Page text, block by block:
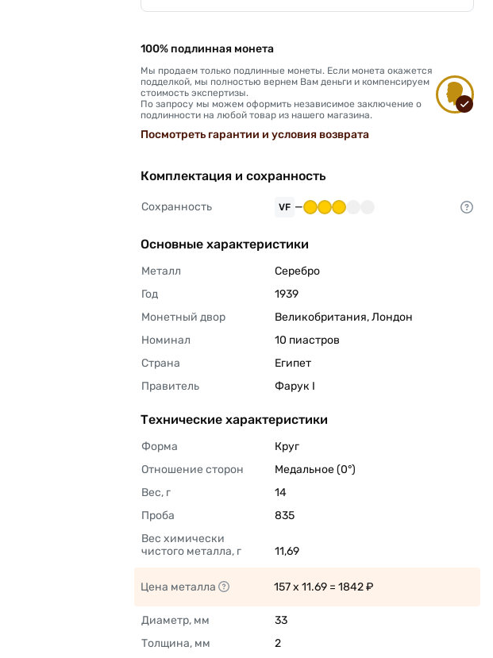
100% подлинная монета
Мы продаем только подлинные монеты. Если монета окажется
подделкой, мы полностью вернем Вам деньги и компенсируем
стоимость экспертизы.
По запросу мы можем оформить независимое заключение о
подлинности на любой товар из нашего магазина.
Посмотреть гарантии и условия возврата
Комплектация и сохранность
Сохранность VF —
Основные характеристики
Металл
Серебро
Год
1939
Монетный двор
Великобритания, Лондон
Номинал
10 пиастров
Страна
Египет
Правитель
Фарук I
Технические характеристики
Форма
Круг
Отношение сторон
Медальное (0°)
Вес, г
14
Проба
835
Вес химически
чистого металла, г
11,69
Цена металла 157 x 11.69 = 1842 ₽
Диаметр, мм
33
Толщина, мм
2